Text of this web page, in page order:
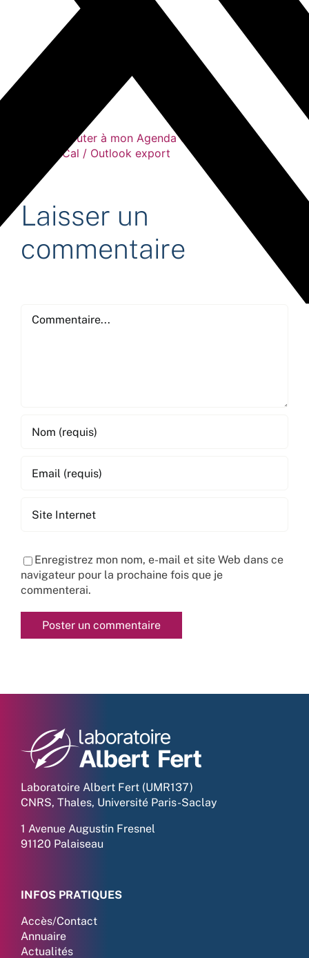
+ Ajouter à mon Agenda Google
+ iCal / Outlook export
Laisser un
commentaire
Enregistrez mon nom, e-mail et site Web dans ce
navigateur pour la prochaine fois que je
commenterai.
Laboratoire Albert Fert (UMR137)
CNRS, Thales, Université Paris-Saclay
1 Avenue Augustin Fresnel
91120 Palaiseau
INFOS PRATIQUES
Accès/Contact
Annuaire
Actualités